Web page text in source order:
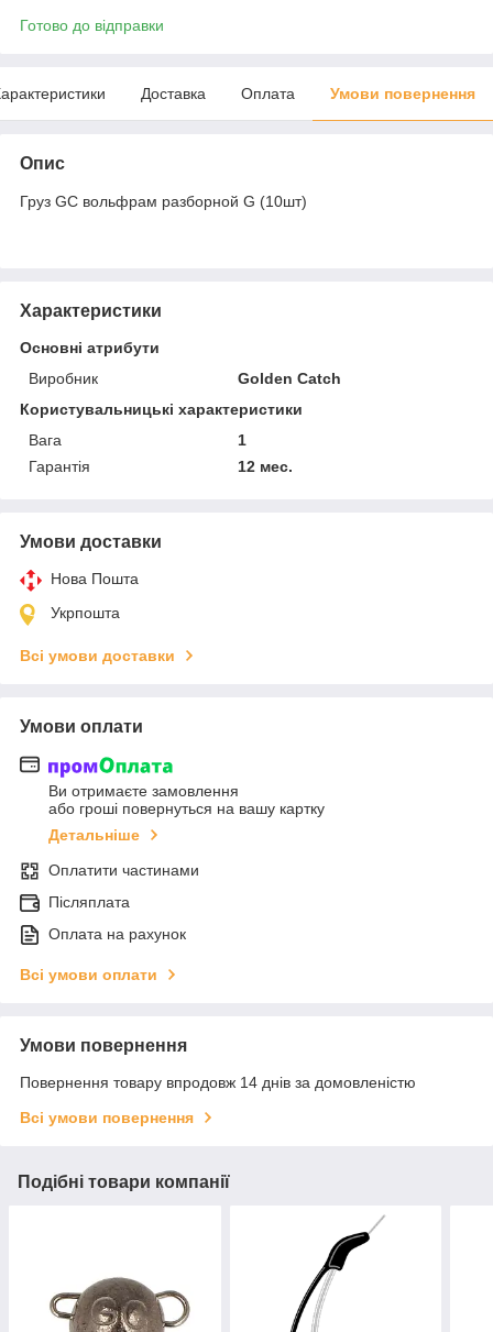
Готово до відправки
Доставка Оплата Умови повернення
Опис
Груз GC вольфрам разборной G (10шт)
Характеристики
Основні атрибути
Виробник
Golden Catch
Користувальницькі характеристики
Вага
1
Гарантія
12 мес.
Умови доставки
Нова Пошта
Укрпошта
Всі умови доставки
Умови оплати
Ви отримаєте замовлення
або гроші повернуться на вашу картку
Детальніше
Оплатити частинами
Післяплата
Оплата на рахунок
Всі умови оплати
Умови повернення
Повернення товару впродовж 14 днів за домовленістю
Всі умови повернення
Подібні товари компанії